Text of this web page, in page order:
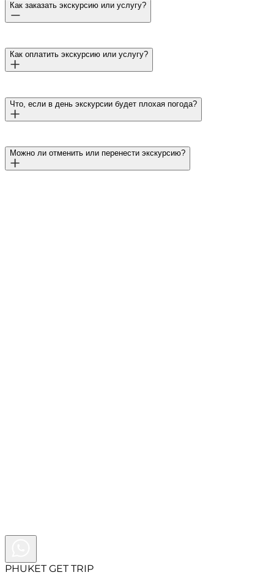
Как заказать экскурсию или услугу?
Для оформления экскурсии выберите удобный способ
связи — WhatsApp, Telegram, Instagram или VK, и
свяжитесь с нами. Все ссылки доступны на нашем
Как оплатить экскурсию или услугу?
Мы предлагаем разные способы оплаты — наличные
в батах, онлайн-переводы (в рублях, батах, тенге и
другая валюта) и криптовалюту. По запросу можем
Что, если в день экскурсии будет плохая погода?
Дождь или пасмурная погода не являются причиной
для отмены тура — экскурсии проводятся в обычном
режиме.
Можно ли отменить или перенести экскурсию?
PHUKET GET TRIP